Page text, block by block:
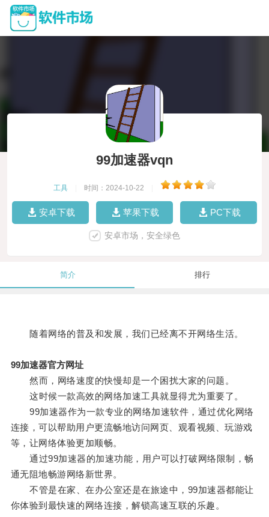
99加速器vqn
工具 时间：2024-10-22
安卓下载 苹果下载 PC下载
安卓市场，安全绿色
简介 排行
随着网络的普及和发展，我们已经离不开网络生活。
99加速器官方网址
然而，网络速度的快慢却是一个困扰大家的问题。
这时候一款高效的网络加速工具就显得尤为重要了。
99加速器作为一款专业的网络加速软件，通过优化网络
连接，可以帮助用户更流畅地访问网页、观看视频、玩游戏
等，让网络体验更加顺畅。
通过99加速器的加速功能，用户可以打破网络限制，畅
通无阻地畅游网络新世界。
不管是在家、在办公室还是在旅途中，99加速器都能让
你体验到最快速的网络连接，解锁高速互联的乐趣。